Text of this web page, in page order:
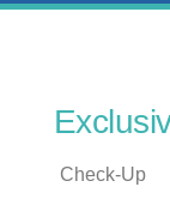
Check-Up